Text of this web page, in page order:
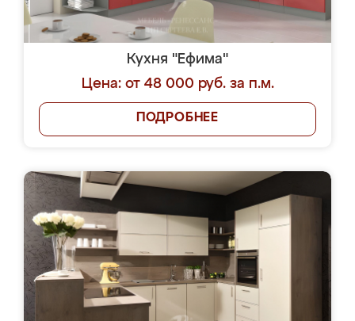
Кухня "Ефима"
Цена: от 48 000 руб. за п.м.
ПОДРОБНЕЕ